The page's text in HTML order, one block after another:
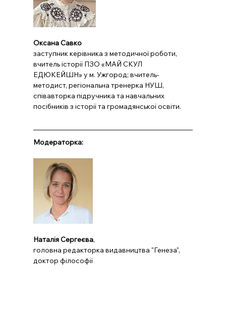
Оксана Савко
заступник керівника з методичної роботи,
вчитель історії ПЗО «МАЙ СКУЛ
ЕДЮКЕЙШН» у м. Ужгород; вчитель-
методист, регіональна тренерка НУШ,
співавторка підручника та навчальних
посібників з історії та громадянської освіти.
Модераторка:
Наталія Сергеєва,
головна редакторка видавництва "Генеза",
доктор філософії